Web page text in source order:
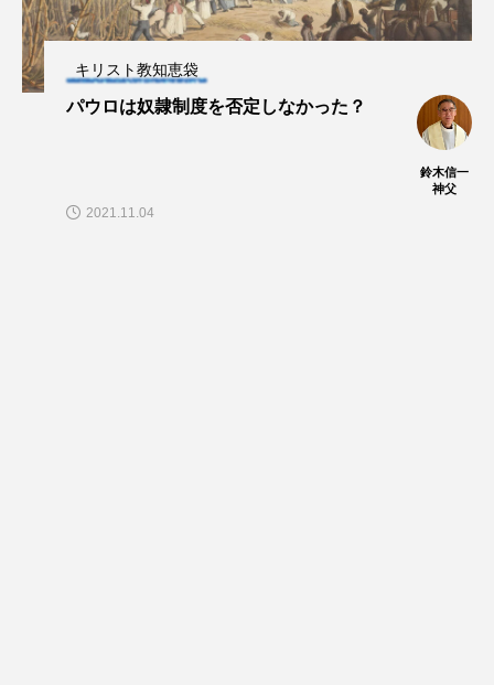
キリスト教知恵袋
パウロは奴隷制度を否定しなかった？
鈴木信一
神父
2021.11.04